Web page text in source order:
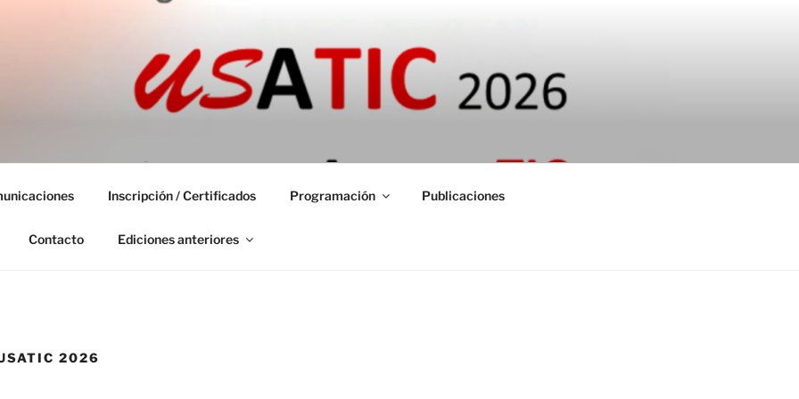
Inscripción / Certificados Programación Publicaciones
Contacto Ediciones anteriores
2026